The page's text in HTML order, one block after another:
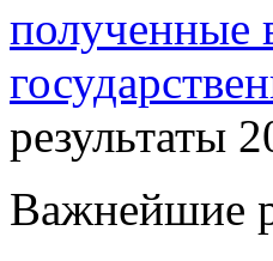
полученные
результаты
Важнейшие